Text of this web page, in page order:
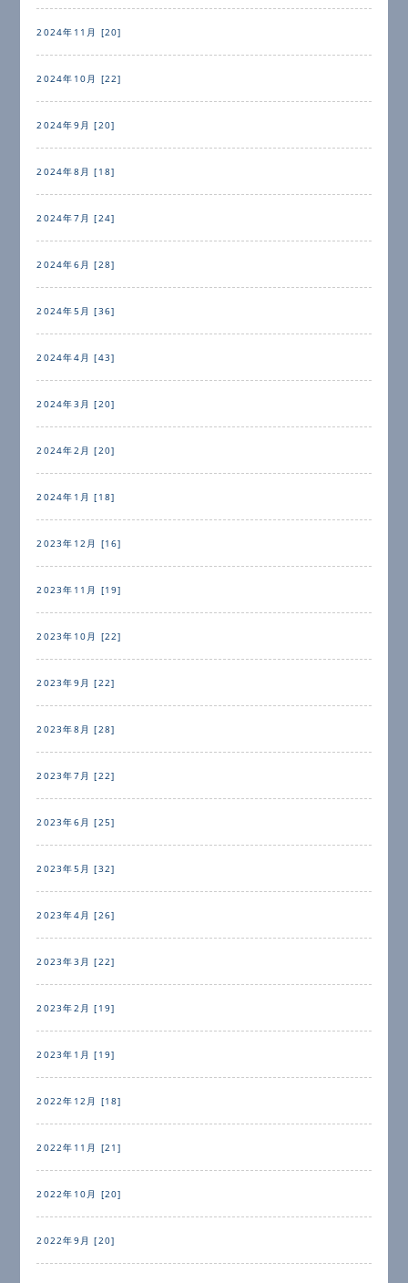
2024年11月 [20]
2024年10月 [22]
2024年9月 [20]
2024年8月 [18]
2024年7月 [24]
2024年6月 [28]
2024年5月 [36]
2024年4月 [43]
2024年3月 [20]
2024年2月 [20]
2024年1月 [18]
2023年12月 [16]
2023年11月 [19]
2023年10月 [22]
2023年9月 [22]
2023年8月 [28]
2023年7月 [22]
2023年6月 [25]
2023年5月 [32]
2023年4月 [26]
2023年3月 [22]
2023年2月 [19]
2023年1月 [19]
2022年12月 [18]
2022年11月 [21]
2022年10月 [20]
2022年9月 [20]